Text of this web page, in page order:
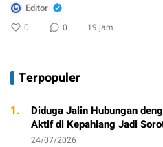
Editor
0 0 19 jam
Terpopuler
1.
Diduga Jalin Hubungan
Aktif di Kepahiang Jadi
24/07/2026